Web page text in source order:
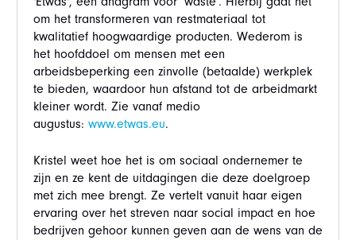
om het transformeren van restmateriaal tot
kwalitatief hoogwaardige producten. Wederom is
het hoofddoel om mensen met een
arbeidsbeperking een zinvolle (betaalde) werkplek
te bieden, waardoor hun afstand tot de arbeidmarkt
kleiner wordt. Zie vanaf medio
augustus: www.etwas.eu.
Kristel weet hoe het is om sociaal ondernemer te
zijn en ze kent de uitdagingen die deze doelgroep
met zich mee brengt. Ze vertelt vanuit haar eigen
ervaring over het streven naar social impact en hoe
bedrijven gehoor kunnen geven aan de wens van de